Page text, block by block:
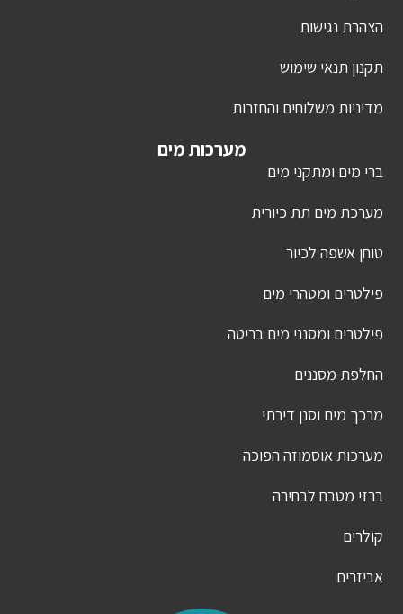
הצהרת נגישות
תקנון תנאי שימוש
מדיניות משלוחים והחזרות
מערכות מים
ברי מים ומתקני מים
מערכת מים תת כיורית
טוחן אשפה לכיור
פילטרים ומטהרי מים
פילטרים ומסנני מים בריטה
החלפת מסננים
מרכך מים וסנן דירתי
מערכות אוסמוזה הפוכה
ברזי מטבח לבחירה
קולרים
אביזרים